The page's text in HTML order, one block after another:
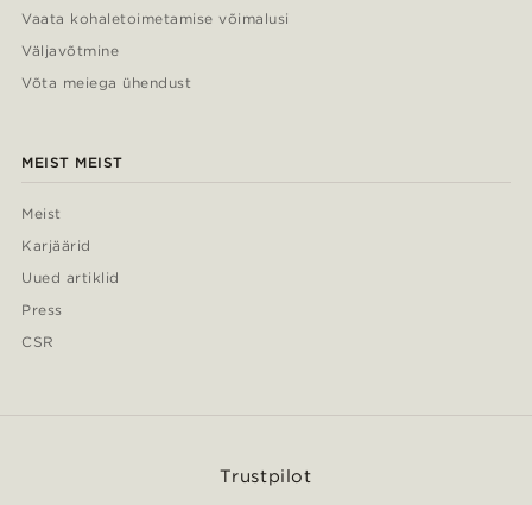
Vaata kohaletoimetamise võimalusi
Väljavõtmine
Võta meiega ühendust
MEIST MEIST
Meist
Karjäärid
Uued artiklid
Press
CSR
Trustpilot